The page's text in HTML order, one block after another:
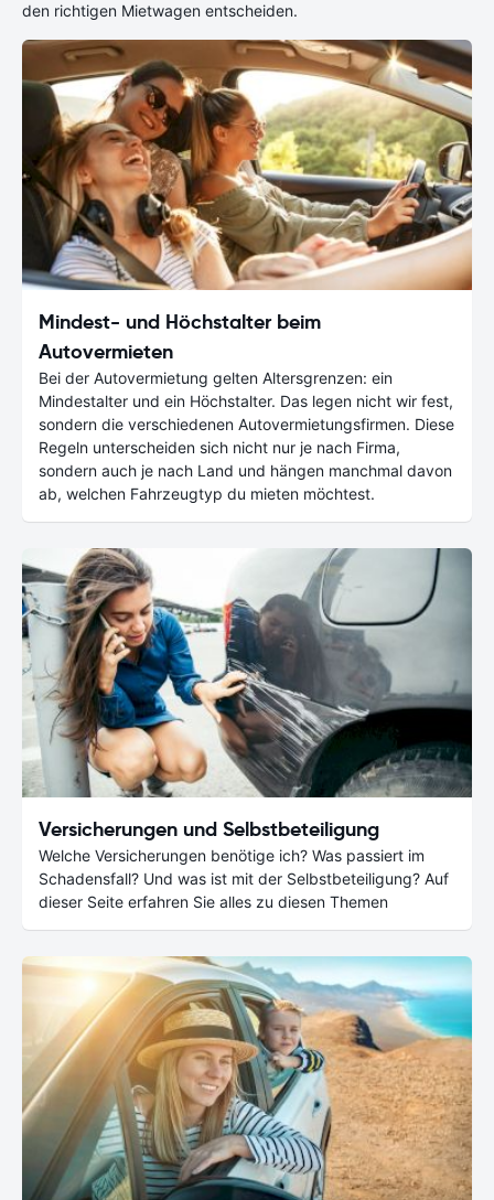
den richtigen Mietwagen entscheiden.
Mindest- und Höchstalter beim
Autovermieten
Bei der Autovermietung gelten Altersgrenzen: ein
Mindestalter und ein Höchstalter. Das legen nicht wir fest,
sondern die verschiedenen Autovermietungsfirmen. Diese
Regeln unterscheiden sich nicht nur je nach Firma,
sondern auch je nach Land und hängen manchmal davon
ab, welchen Fahrzeugtyp du mieten möchtest.
Versicherungen und Selbstbeteiligung
Welche Versicherungen benötige ich? Was passiert im
Schadensfall? Und was ist mit der Selbstbeteiligung? Auf
dieser Seite erfahren Sie alles zu diesen Themen